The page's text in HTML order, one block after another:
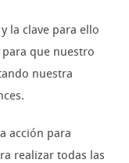
la clave para ello
que nuestro
nuestra
acción para
realizar todas las